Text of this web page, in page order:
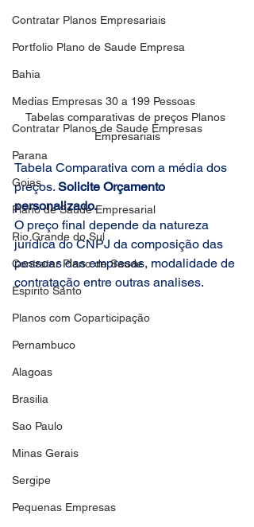
Contratar Planos Empresariais
Portfolio Plano de Saude Empresa
Bahia
Medias Empresas 30 a 199 Pessoas
Contratar Planos de Saude Empresas
Parana
Goias
Plano de Saude Empresarial
Rio Grande do Sul
Contratar Plano de Saude
Espirito Santo
Planos com Coparticipação
Pernambuco
Alagoas
Brasilia
Sao Paulo
Minas Gerais
Sergipe
Pequenas Empresas
Tabelas comparativas de preços Planos
Empresariais
Tabela Comparativa com a média dos
preços. Solicite Orçamento
personalizado.
O preço final depende da natureza
jurídica do CNPJ da composição das
pessoas das empresas, modalidade de
contratação entre outras analises.